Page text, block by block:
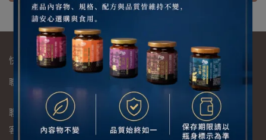
快速連結
聯絡我們 ( 歡迎OEM / ODM ) 退換貨須知 隱私政策 服務條款
聯絡資訊
客服專線：06-9951551